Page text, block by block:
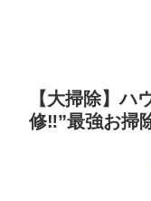
【大掃除】ハ
修‼”最強お掃